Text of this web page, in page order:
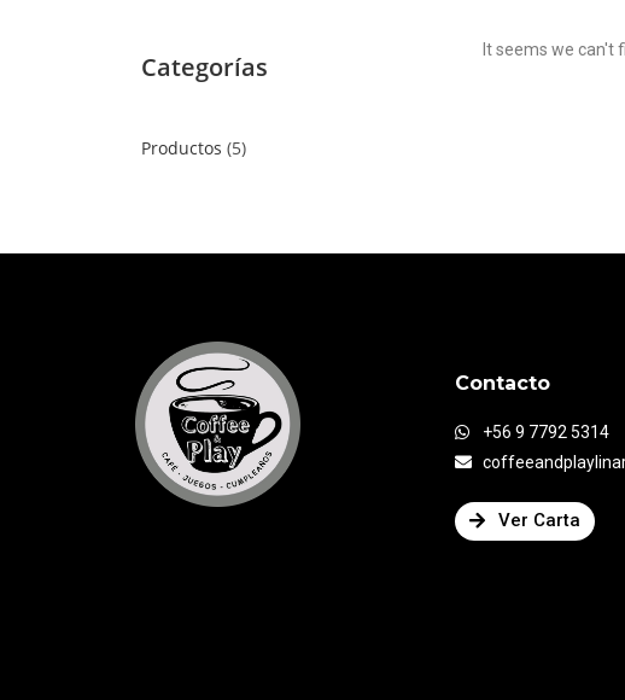
Categorías
Productos 5
It seems we can't
Contacto
+56 9 7792 5314
Ver Carta